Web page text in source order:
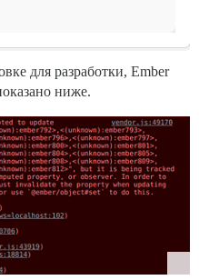
для разработки, Ember
ниже.